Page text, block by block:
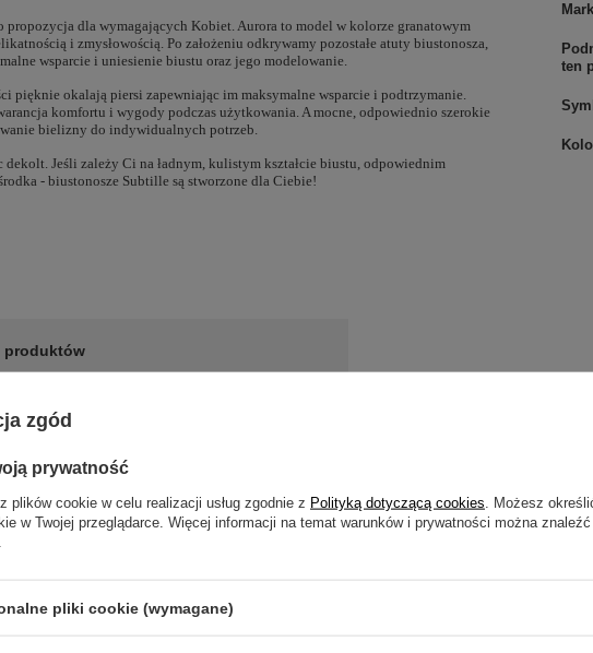
dla wymagających Kobiet. Aurora to model w kolorze granatowym
i zmysłowością. Po założeniu odkrywamy pozostałe atuty biustonosza,
wsparcie i uniesienie biustu oraz jego modelowanie.
pięknie okalają piersi zapewniając im maksymalne wsparcie i podtrzymanie.
komfortu i wygody podczas użytkowania. A mocne, odpowiednio szerokie
bielizny do indywidualnych potrzeb.
Jeśli zależy Ci na ładnym, kulistym kształcie biustu, odpowiednim
- biustonosze Subtille są stworzone dla Ciebie!
ten
produktów
Potrzebujesz pomocy? Masz pytania?
zgód
prywatność
plików cookie w celu realizacji usług zgodnie z Polityką dotyczącą cookies . Możesz
w Twojej przeglądarce. Więcej informacji na temat warunków i prywatności można
pliki cookie (wymagane)